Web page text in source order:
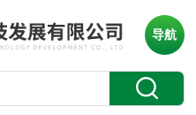
导航